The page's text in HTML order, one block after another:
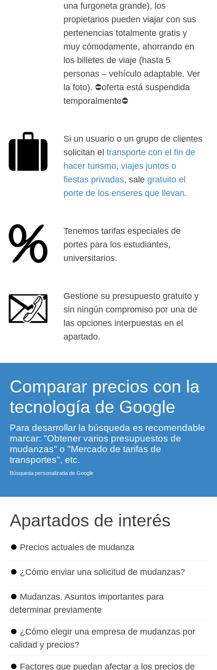
una furgoneta grande), los
propietarios pueden viajar con sus
pertenencias totalmente gratis y
muy cómodamente, ahorrando en
los billetes de viaje (hasta 5
personas – vehículo adaptable. Ver
la foto). ⛔oferta está suspendida
temporalmente⛔
Si un usuario o un grupo de clientes
solicitan el transporte con el fin de
hacer turismo, viajes juntos o
fiestas privadas, sale gratuito el
porte de los enseres que llevan.
Tenemos tarifas especiales de
portes para los estudiantes,
universitarios.
Gestione su presupuesto gratuito y
sin ningún compromiso por una de
las opciones interpuestas en el
apartado.
Comparar precios con la
tecnología de Google
Para desarrollar la búsqueda es recomendable
marcar: "Obtener varios presupuestos de
mudanzas" o "Mercado de tarifas de
transportes", etc.
Búsqueda personalizada de Google
Apartados de interés
⏺ Precios actuales de mudanza
⏺ ¿Cómo enviar una solicitud de mudanzas?
⏺ Mudanzas. Asuntos importantes para
determinar previamente
⏺ ¿Cómo elegir una empresa de mudanzas por
calidad y precios?
⏺ Factores que puedan afectar a los precios de